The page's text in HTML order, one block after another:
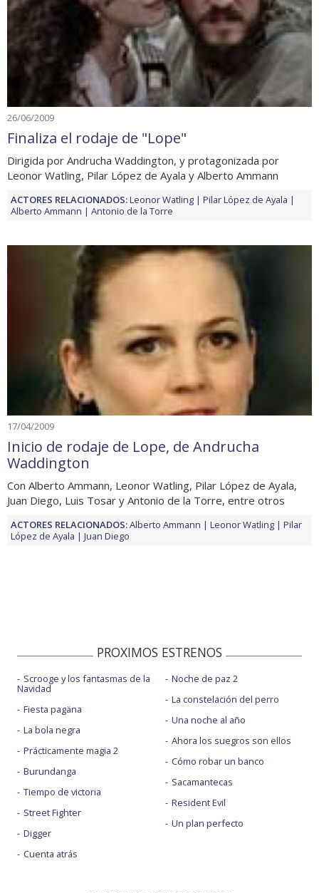
26/06/2009
Finaliza el rodaje de "Lope"
Dirigida por Andrucha Waddington, y protagonizada por
Leonor Watling, Pilar López de Ayala y Alberto Ammann
ACTORES RELACIONADOS:Leonor Watling
Pilar López de Ayala
Alberto Ammann
Antonio de la Torre
17/04/2009
Inicio de rodaje de Lope, de Andrucha
Waddington
Con Alberto Ammann, Leonor Watling, Pilar López de Ayala,
Juan Diego, Luis Tosar y Antonio de la Torre, entre otros
ACTORES RELACIONADOS:Alberto Ammann Leonor Watling
Pilar
López de Ayala
Juan Diego
PROXIMOS ESTRENOS
Scrooge y los fantasmas de la
Navidad
Fiesta pagäna
La bola negra
Prácticamente magia 2
Burundanga
Tiempo de victoria
Street Fighter
Digger
Cuenta atrás
Noche de paz 2
La constelación del perro
Una noche al año
Ahora los suegros son ellos
Cómo robar un banco
Sacamantecas
Resident Evil
Un plan perfecto